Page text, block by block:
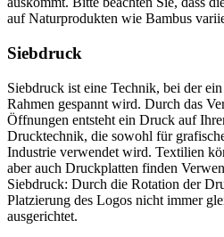
auf Naturprodukten wie Bambus
Siebdruck
Siebdruck ist eine Technik, bei der
Rahmen gespannt wird. Durch das
Öffnungen entsteht ein Druck auf
Drucktechnik, die sowohl für
Industrie verwendet wird. Textilien
aber auch Druckplatten finden
Siebdruck: Durch die Rotation der
Platzierung des Logos nicht immer
ausgerichtet.